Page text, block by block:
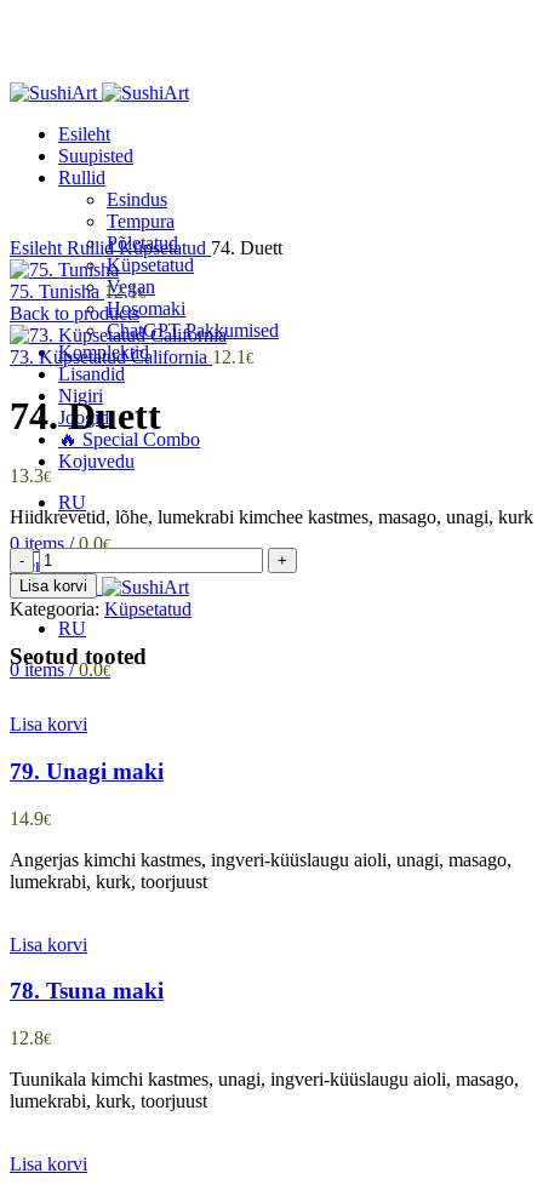
Esileht
Suupisted
Rullid
Esindus
Tempura
Põletatud
Küpsetatud
Vegan
Hosomaki
ChatGPT Pakkumised
Komplektid
Lisandid
Nigiri
Joogid
🔥 Special Combo
Kojuvedu
RU
0items / 0.0€
Menüü
RU
0items / 0.0€
Click to enlarge
Esileht RullidKüpsetatud 74. Duett
75. Tunisha 12.1€
Back to products
73. Küpsetatud California 12.1 €
74. Duett
13.3€
Hiidkrevetid, lõhe, lumekrabi kimchee kastmes, masago, unagi, kurk
74.
Duett
kogus
Lisa korvi
Kategooria: Küpsetatud
Seotud tooted
Lisa korvi
79. Unagi maki
14.9€
Angerjas kimchi kastmes, ingveri-küüslaugu aioli, unagi, masago,
lumekrabi, kurk, toorjuust
Lisa korvi
78. Tsuna maki
12.8€
Tuunikala kimchi kastmes, unagi, ingveri-küüslaugu aioli, masago,
lumekrabi, kurk, toorjuust
Lisa korvi